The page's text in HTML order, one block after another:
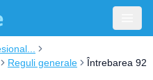
Reguli generale Întrebarea 92